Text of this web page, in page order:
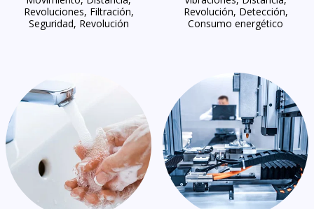
Revoluciones, Filtración,
Seguridad, Revolución
Revolución, Detección,
Consumo energético